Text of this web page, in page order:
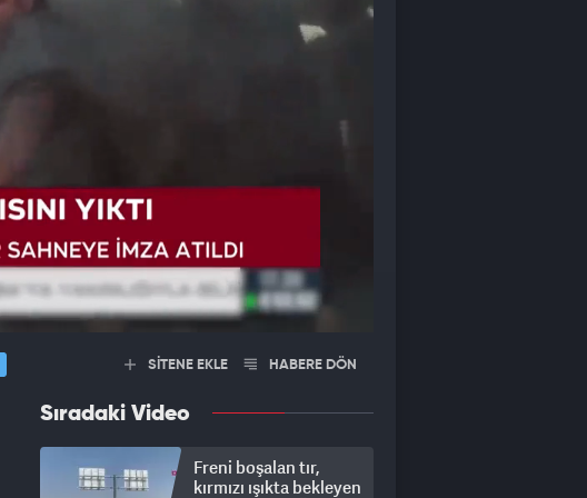
SİTENE EKLE HABERE DÖN
Sıradaki Video
Freni boşalan tır,
kırmızı ışıkta bekleyen